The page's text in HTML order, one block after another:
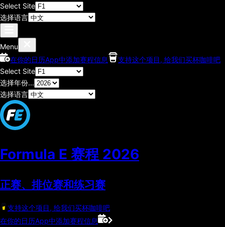
Select Site
选择语言
Menu
在你的日历App中添加赛程信息
支持这个项目, 给我们买杯咖啡吧
Select Site
选择年份...
选择语言
Formula E 赛程 2026
正赛、排位赛和练习赛
支持这个项目, 给我们买杯咖啡吧
在你的日历App中添加赛程信息